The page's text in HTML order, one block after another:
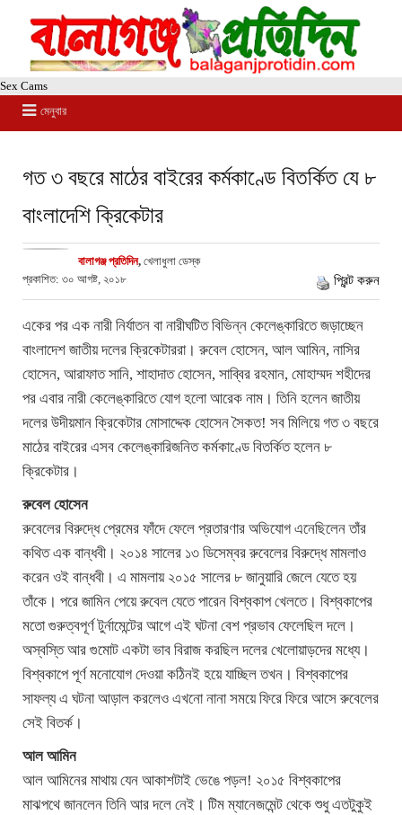
Sex Cams
মেনুবার
গত ৩ বছরে মাঠের বাইরের কর্মকাণ্ডে বিতর্কিত যে ৮
বাংলাদেশি ক্রিকেটার
বালাগঞ্জ প্রতিদিন, খেলাধুলা ডেস্ক
প্রকাশিত: ৩০ আগষ্ট, ২০১৮
প্রিন্ট করুন
একের পর এক নারী নির্যাতন বা নারীঘটিত বিভিন্ন কেলেঙ্কারিতে জড়াচ্ছেন
বাংলাদেশ জাতীয় দলের ক্রিকেটাররা। রুবেল হোসেন, আল আমিন, নাসির
হোসেন, আরাফাত সানি, শাহাদাত হোসেন, সাব্বির রহমান, মোহাম্মদ শহীদের
পর এবার নারী কেলেঙ্কারিতে যোগ হলো আরেক নাম। তিনি হলেন জাতীয়
দলের উদীয়মান ক্রিকেটার মোসাদ্দেক হোসেন সৈকত! সব মিলিয়ে গত ৩ বছরে
মাঠের বাইরের এসব কেলেঙ্কারিজনিত কর্মকাণ্ডে বিতর্কিত হলেন ৮
ক্রিকেটার।
রুবেল হোসেন
রুবেলের বিরুদ্ধে প্রেমের ফাঁদে ফেলে প্রতারণার অভিযোগ এনেছিলেন তাঁর
কথিত এক বান্ধবী। ২০১৪ সালের ১৩ ডিসেম্বর রুবেলের বিরুদ্ধে মামলাও
করেন ওই বান্ধবী। এ মামলায় ২০১৫ সালের ৮ জানুয়ারি জেলে যেতে হয়
তাঁকে। পরে জামিন পেয়ে রুবেল যেতে পারেন বিশ্বকাপ খেলতে। বিশ্বকাপের
মতো গুরুত্বপূর্ণ টুর্নামেন্টের আগে এই ঘটনা বেশ প্রভাব ফেলেছিল দলে।
অস্বস্তি আর গুমোট একটা ভাব বিরাজ করছিল দলের খেলোয়াড়দের মধ্যে।
বিশ্বকাপে পূর্ণ মনোযোগ দেওয়া কঠিনই হয়ে যাচ্ছিল তখন। বিশ্বকাপের
সাফল্য এ ঘটনা আড়াল করলেও এখনো নানা সময়ে ফিরে ফিরে আসে রুবেলের
সেই বিতর্ক।
আল আমিন
আল আমিনের মাথায় যেন আকাশটাই ভেঙে পড়ল! ২০১৫ বিশ্বকাপের
মাঝপথে জানলেন তিনি আর দলে নেই। টিম ম্যানেজমেন্ট থেকে শুধু এতটুকুই